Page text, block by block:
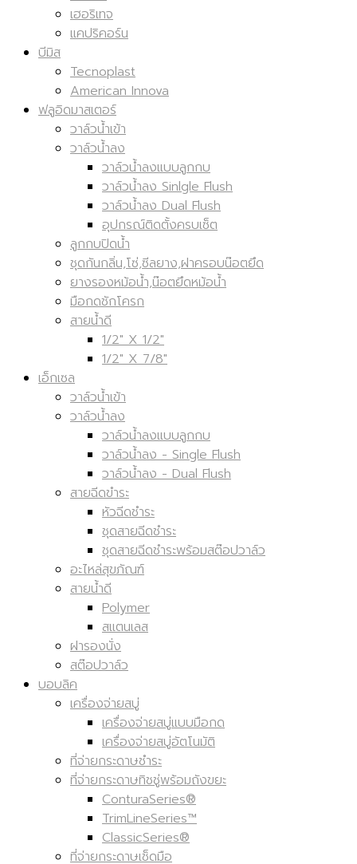
เฮอริเทจ
แคปริคอร์น
บีมิส
Tecnoplast
American Innova
ฟลูอิดมาสเตอร์
วาล์วน้ำเข้า
วาล์วน้ำลง
วาล์วน้ำลงแบบลูกกบ
วาล์วน้ำลง Sinlgle Flush
วาล์วน้ำลง Dual Flush
อุปกรณ์ติดตั้งครบเซ็ต
ลูกกบปิดน้ำ
ชุดกันกลิ่น,โซ่,ซีลยาง,ฝาครอบน๊อตยึด
ยางรองหม้อน้ำ,น๊อตยึดหม้อน้ำ
มือกดชักโครก
สายน้ำดี
1/2" X 1/2"
1/2" X 7/8"
เอ็กเซล
วาล์วน้ำเข้า
วาล์วน้ำลง
วาล์วน้ำลงแบบลูกกบ
วาล์วน้ำลง - Single Flush
วาล์วน้ำลง - Dual Flush
สายฉีดขำระ
หัวฉีดชำระ
ชุดสายฉีดชำระ
ชุดสายฉีดชำระพร้อมสต๊อปวาล์ว
อะไหล่สุขภัณฑ์
สายน้ำดี
Polymer
สแตนเลส
ฝารองนั่ง
สต๊อปวาล์ว
บอบลิค
เครื่องจ่ายสบู่
เครื่องจ่ายสบู่แบบมือกด
เครื่องจ่ายสบู่อัตโนมัติ
ที่จ่ายกระดาษชำระ
ที่จ่ายกระดาษทิชชู่พร้อมถังขยะ
ConturaSeries®
TrimLineSeries™
ClassicSeries®
ที่จ่ายกระดาษเช็ดมือ